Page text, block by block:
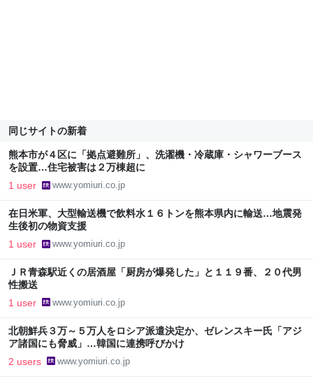
同じサイトの新着
熊本市が４区に「拠点避難所」、洗濯機・冷蔵庫・シャワーブース
を設置…住宅被害は２万棟超に
1 user www.yomiuri.co.jp
在日米軍、大型輸送機で飲料水１６トンを熊本県内に輸送…地震発
生後初の物資支援
1 user www.yomiuri.co.jp
ＪＲ青森駅近くの居酒屋「厨房が爆発した」と１１９番、２０代男
性搬送
1 user www.yomiuri.co.jp
北朝鮮兵３万～５万人をロシア派遣決定か、ゼレンスキー氏「アジ
ア諸国にも脅威」…韓国に連携呼びかけ
2 users www.yomiuri.co.jp